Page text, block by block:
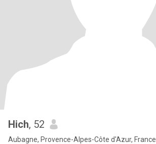
Hich, 52
Aubagne, Provence-Alpes-Côte d'Azur, France